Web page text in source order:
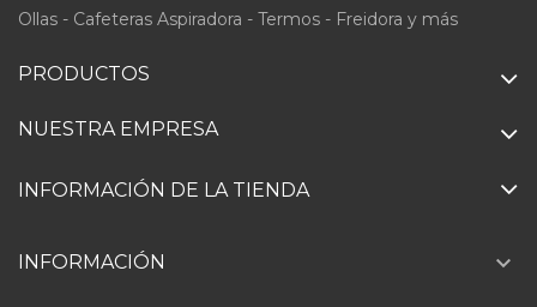
Ollas - Cafeteras Aspiradora - Termos - Freidora y más
PRODUCTOS
NUESTRA EMPRESA
INFORMACIÓN DE LA TIENDA
INFORMACIÓN 